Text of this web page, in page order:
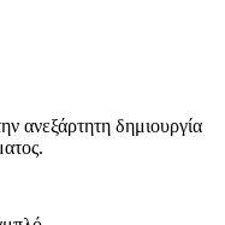
ανεξάρτητη δημιουργία